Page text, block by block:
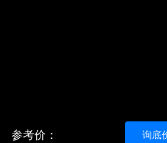
参考价： 询底